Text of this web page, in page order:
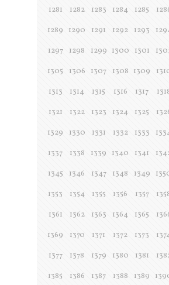
1281
1282 1283 1284 1285
1289
1290 1291 1292 1293
1297
1298 1299 1300 1301
1305
1306 1307 1308 1309
1313
1314 1315 1316 1317
1321
1322 1323 1324 1325
1329
1330 1331 1332 1333
1337
1338 1339 1340 1341
1345
1346 1347 1348 1349
1353
1354 1355 1356 1357
1361
1362 1363 1364 1365
1369
1370 1371 1372 1373
1377
1378 1379 1380 1381
1385
1386 1387 1388 1389